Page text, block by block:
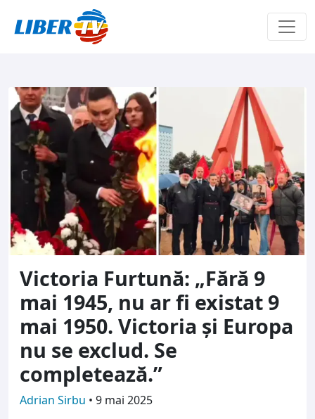
Victoria Furtună: „Fără 9
mai 1945, nu ar fi existat 9
mai 1950. Victoria și Europa
nu se exclud. Se
completează.”
Adrian Sirbu • 9 mai 2025